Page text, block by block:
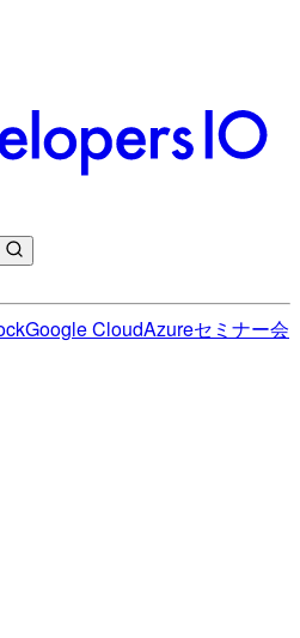
Google CloudAzureセミナー会